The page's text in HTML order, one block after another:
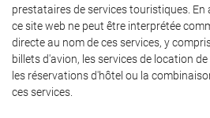
prestataires de services touristiques.
ce site web ne peut être interprétée
directe au nom de ces services, y
billets d'avion, les services de location
les réservations d'hôtel ou la
ces services.